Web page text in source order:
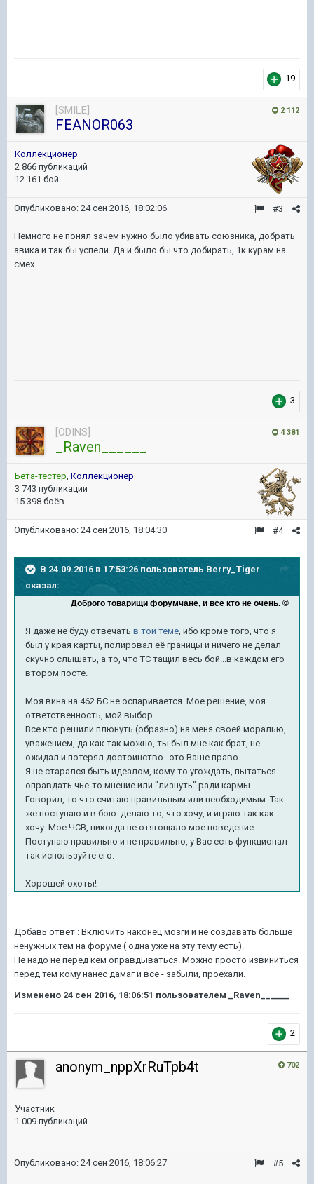
19
2 112
[SMILE]
FEANOR063
Коллекционер
2 866 публикаций
12 161 бой
#3
Опубликовано: 24 сен 2016, 18:02:06
Немного не понял зачем нужно было убивать союзника, добрать
авика и так бы успели. Да и было бы что добирать, 1к курам на
смех.
3
4 381
[ODINS]
_Raven______
Бета-тестер, Коллекционер
3 743 публикации
15 398 боёв
#4
Опубликовано: 24 сен 2016, 18:04:30
В 24.09.2016 в 17:53:26 пользователь Berry_Tiger
сказал:
Доброго товарищи форумчане, и все кто не очень. ©
Я даже не буду отвечать в той теме, ибо кроме того, что я
был у края карты, полировал её границы и ничего не делал
скучно слышать, а то, что ТС тащил весь бой...в каждом его
втором посте.
Моя вина на 462 БС не оспаривается. Мое решение, моя
ответственность, мой выбор.
Все кто решили плюнуть (образно) на меня своей моралью,
уважением, да как так можно, ты был мне как брат, не
ожидал и потерял достоинство...это Ваше право.
Я не старался быть идеалом, кому-то угождать, пытаться
оправдать чье-то мнение или "лизнуть" ради кармы.
Говорил, то что считаю правильным или необходимым. Так
же поступаю и в бою: делаю то, что хочу, и играю так как
хочу. Мое ЧСВ, никогда не отягощало мое поведение.
Поступаю правильно и не правильно, у Вас есть функционал
так используйте его.
Хорошей охоты!
Добавь ответ : Включить наконец мозги и не создавать больше
ненужных тем на форуме ( одна уже на эту тему есть).
Не надо не перед кем оправдываться. Можно просто извиниться
перед тем кому нанес дамаг и все - забыли, проехали.
Изменено 24 сен 2016, 18:06:51 пользователем _Raven______
2
702
anonym_nppXrRuTpb4t
Участник
1 009 публикаций
#5
Опубликовано: 24 сен 2016, 18:06:27